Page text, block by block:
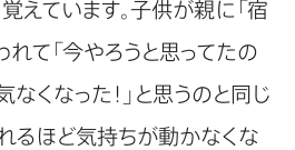
えています。子供が親に「宿
れて「今やろうと思ってたの
くなった！」と思うのと同じ
るほど気持ちが動かなくな